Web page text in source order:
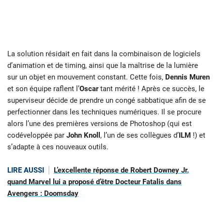
La solution résidait en fait dans la combinaison de logiciels
d’animation et de timing, ainsi que la maîtrise de la lumière
sur un objet en mouvement constant. Cette fois, Dennis Muren
et son équipe raflent l’Oscartant mérité ! Après ce succès, le
superviseur décide de prendre un congé sabbatique afin de se
perfectionner dans les techniques numériques. Il se procure
alors l’une des premières versions de Photoshop (qui est
codéveloppée par John Knoll , l’un de ses collègues d’ILM !) et
s’adapte à ces nouveaux outils.
LIRE AUSSI
L’excellente réponse de Robert Downey Jr.
quand Marvel lui a proposé d’être Docteur Fatalis dans
Avengers : Doomsday